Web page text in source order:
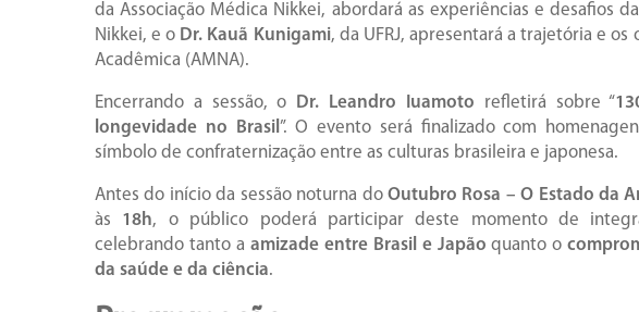
da Associação Médica Nikkei, abordará as experiências e desafios
Nikkei, e o Dr. Kauã Kunigami, da UFRJ, apresentará a trajetória e
Acadêmica (AMNA).
Encerrando a sessão, o Dr. Leandro Iuamoto refletirá sobre “
longevidade no Brasil ”. O evento será finalizado com
símbolo de confraternização entre as culturas brasileira e japonesa.
Antes do início da sessão noturna do Outubro Rosa – O Estado da
às 18h, o público poderá participar deste momento de
celebrando tanto a amizade entre Brasil e Japão quanto o
da saúde e da ciência.